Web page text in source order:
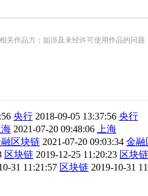
品方；如涉及未经许可使用作品的问题
央行 2018-09-05 13:37:56 央行
海 2021-07-20 09:48:06
上海
区块链 2021-07-20 09:03:34 金融
区块链 2019-12-25 11:20:23 区块链
31 11:21:57 区块链 2019-10-31